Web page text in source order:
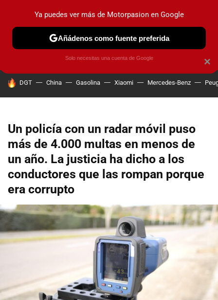
PRUEBAS COCHES ELÉCTRICOS OBSERVATORIO
HOY SE HABLA DE
DGT China Gasolina Xiaomi Mercedes-Benz
Un policía con un radar móvil puso
más de 4.000 multas en menos de
un año. La justicia ha dicho a los
conductores que las rompan porque
era corrupto
×
Ya puedes ver más de Motorpasion en Google
Añádenos como fuente preferida
Solo necesitas una cuenta de Google